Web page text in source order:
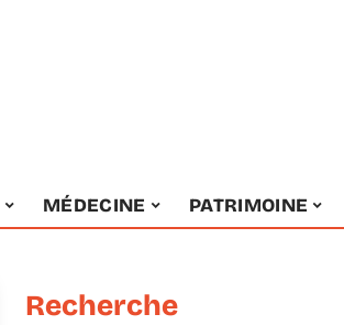
MÉDECINE PATRIMOINE
Recherche